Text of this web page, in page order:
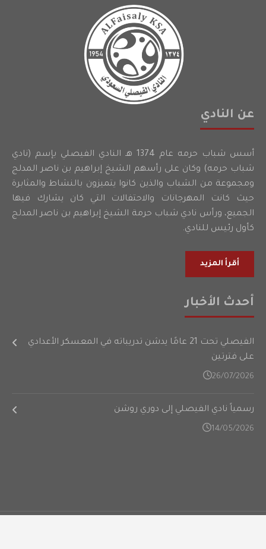
عن النادي
أسس شباب حرمه عام 1374 هـ النادي الفيصلي بإسم (نادي
شباب حرمه) وكان على رأسهم الشيخ إبراهيم بن ناصر المدلج
ومجموعة من الشباب والذين كانوا يتميزون بالنشاط والمثابرة
حيث كانت المهرجانات والاحتفالات التي كان يشارك فيها
الجميع، ورأس نادي شباب حرمة الشيخ إبراهيم بن ناصر المدلج
كأول رئيس للنادي.
أقرأ المزيد
أحدث الأخبار
الفيصلي تحت 21 عامًا يدشن تدريباته في المعسكر الأعدادي
على فترتين
26/07/2026
رسمياً نادي الفيصلي إلى دوري روشن
14/05/2026